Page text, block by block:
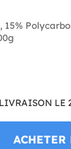
15%
LIVRAISON LE